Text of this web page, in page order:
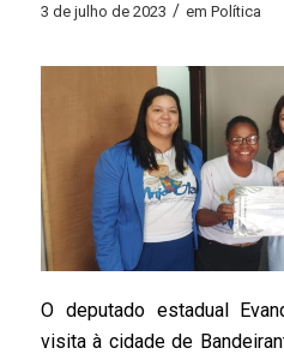
3 de julho de 2023 / em Política
O deputado estadual
visita à cidade de